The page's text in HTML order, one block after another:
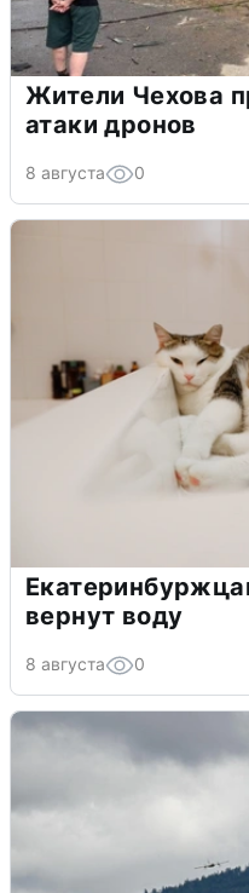
Жители Чехова
атаки дронов
8 августа 0
вернут воду
8 августа 0